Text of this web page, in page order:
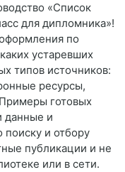
«Список
для дипломника»!
по
устаревших
типов источников:
ресурсы,
готовых
данные и
поиску и отбору
публикации и не
или в сети.